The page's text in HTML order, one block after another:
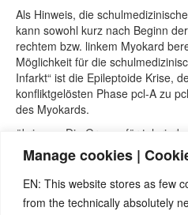
Manage cookies |
EN: This website stores as few
from the technically absolutely
Als Hinweis, die
kann sowohl kurz nach Beginn
rechtem bzw. linkem Myokard
Möglichkeit für die
Infarkt“ ist die Epileptoide Krise,
konfliktgelösten Phase pcl-A zu
des Myokards.
übrigens: Die Grenze für
individuell festzulegen: Bei
sich auf hohen Gipfeln
Sauerstoffsättigungswerte
Wikipedia, Artikel zu